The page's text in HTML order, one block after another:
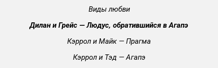
Виды любви
Дилан и Грейс — Людус, обратившийся в Агапэ
Кэррол и Майк — Прагма
Кэррол и Тэд — Агапэ